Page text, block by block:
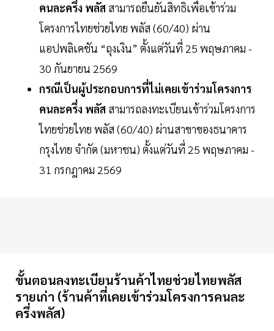
คนละครึ่ง พลัส สามารถยืนยันสิทธิเพื่อเข้าร่วม
โครงการไทยช่วยไทย พลัส (60/40) ผ่าน
แอปพลิเคชัน “ถุงเงิน” ตั้งแต่วันที่ 25 พฤษภาคม -
30 กันยายน 2569
กรณีเป็นผู้ประกอบการที่ไม่เคยเข้าร่วมโครงการ
คนละครึ่ง พลัส สามารถลงทะเบียนเข้าร่วมโครงการ
ไทยช่วยไทย พลัส (60/40) ผ่านสาขาของธนาคาร
กรุงไทย จำกัด (มหาชน) ตั้งแต่วันที่ 25 พฤษภาคม -
31 กรกฎาคม 2569
ขั้นตอนลงทะเบียนร้านค้าไทยช่วยไทยพลัส
รายเก่า (ร้านค้าที่เคยเข้าร่วมโครงการคนละ
ครึ่งพลัส)